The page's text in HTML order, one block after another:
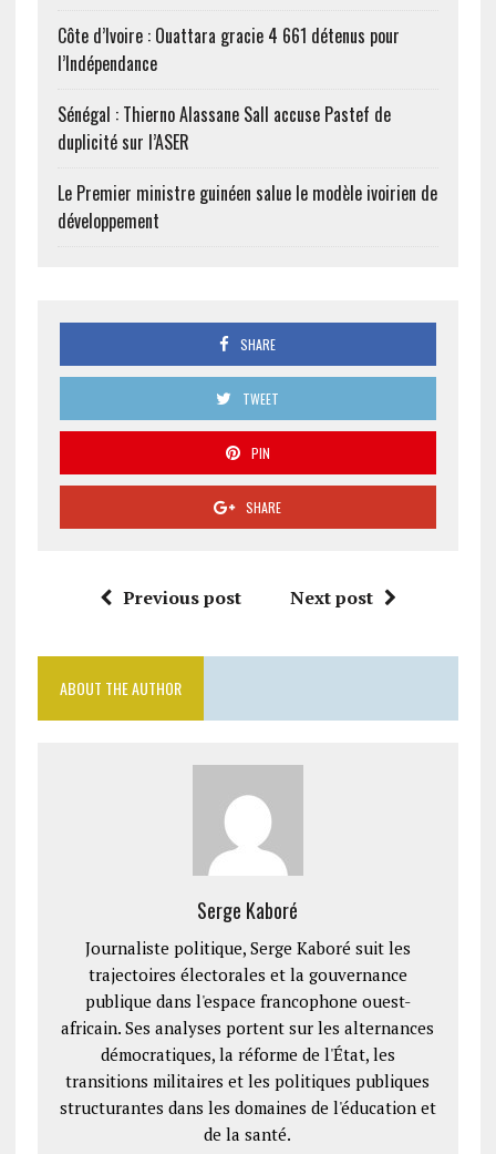
Côte d’Ivoire : Ouattara gracie 4 661 détenus pour
l’Indépendance
Sénégal : Thierno Alassane Sall accuse Pastef de
duplicité sur l’ASER
Le Premier ministre guinéen salue le modèle ivoirien de
développement
SHARE
TWEET
PIN
SHARE
Previous post Next post
ABOUT THE AUTHOR
Serge Kaboré
Journaliste politique, Serge Kaboré suit les
trajectoires électorales et la gouvernance
publique dans l'espace francophone ouest-
africain. Ses analyses portent sur les alternances
démocratiques, la réforme de l'État, les
transitions militaires et les politiques publiques
structurantes dans les domaines de l'éducation et
de la santé.